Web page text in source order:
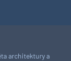
architektury a